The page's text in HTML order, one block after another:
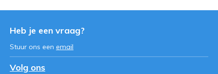
Heb je een vraag?
Stuur ons een email
Volg ons